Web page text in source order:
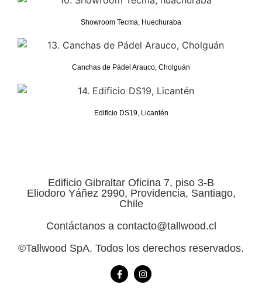
Showroom Tecma, Huechuraba
Canchas de Pádel Arauco, Cholguán
Edificio DS19, Licantén
Edificio Gibraltar Oficina 7, piso 3-B
Eliodoro Yáñez 2990, Providencia, Santiago,
Chile
Contáctanos a contacto@tallwood.cl
©Tallwood SpA. Todos los derechos reservados.